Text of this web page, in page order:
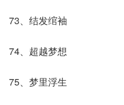
73、结发绾袖
74、超越梦想
75、梦里浮生